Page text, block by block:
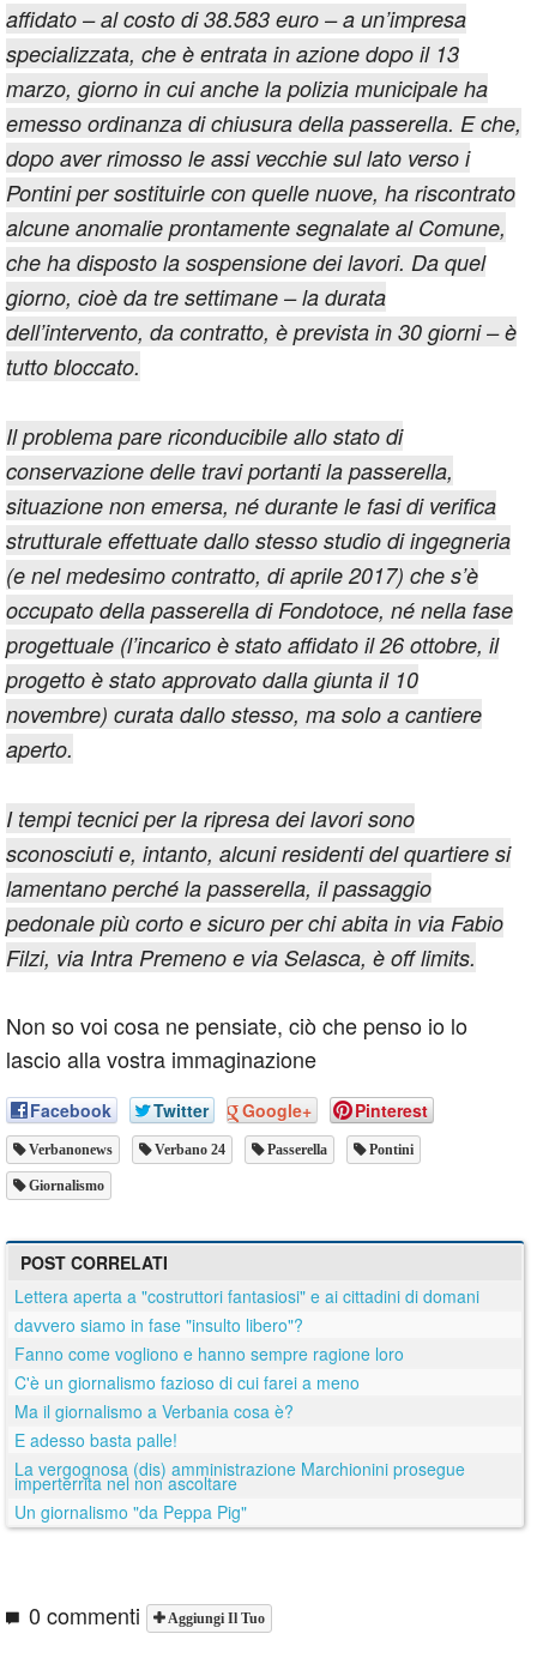
affidato – al costo di 38.583 euro – a un’impresa
specializzata, che è entrata in azione dopo il 13
marzo, giorno in cui anche la polizia municipale ha
emesso ordinanza di chiusura della passerella. E che,
dopo aver rimosso le assi vecchie sul lato verso i
Pontini per sostituirle con quelle nuove, ha riscontrato
alcune anomalie prontamente segnalate al Comune,
che ha disposto la sospensione dei lavori. Da quel
giorno, cioè da tre settimane – la durata
dell’intervento, da contratto, è prevista in 30 giorni – è
tutto bloccato.
Il problema pare riconducibile allo stato di
conservazione delle travi portanti la passerella,
situazione non emersa, né durante le fasi di verifica
strutturale effettuate dallo stesso studio di ingegneria
(e nel medesimo contratto, di aprile 2017) che s’è
occupato della passerella di Fondotoce, né nella fase
progettuale (l’incarico è stato affidato il 26 ottobre, il
progetto è stato approvato dalla giunta il 10
novembre) curata dallo stesso, ma solo a cantiere
aperto.
I tempi tecnici per la ripresa dei lavori sono
sconosciuti e, intanto, alcuni residenti del quartiere si
lamentano perché la passerella, il passaggio
pedonale più corto e sicuro per chi abita in via Fabio
Filzi, via Intra Premeno e via Selasca, è off limits.
Non so voi cosa ne pensiate, ciò che penso io lo
lascio alla vostra immaginazione
Facebook Twitter Google+ Pinterest
Verbanonews Verbano 24 Passerella Pontini
Giornalismo
POST CORRELATI
Lettera aperta a "costruttori fantasiosi" e ai cittadini di domani
davvero siamo in fase "insulto libero"?
Fanno come vogliono e hanno sempre ragione loro
C'è un giornalismo fazioso di cui farei a meno
Ma il giornalismo a Verbania cosa è?
E adesso basta palle!
La vergognosa (dis) amministrazione Marchionini prosegue
imperterrita nel non ascoltare
Un giornalismo "da Peppa Pig"
0 commenti Aggiungi Il Tuo